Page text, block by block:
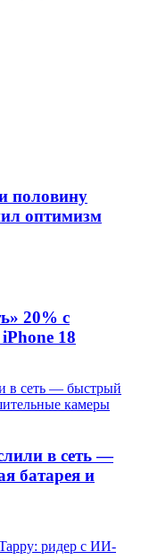
половину
оптимизм
20% с
18
в сеть —
батарея и